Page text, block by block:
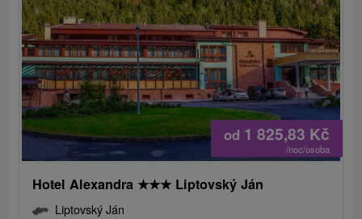
od 1 825,83 Kč
/noc/osoba
Hotel Alexandra ★★★ Liptovský Ján
Liptovský Ján